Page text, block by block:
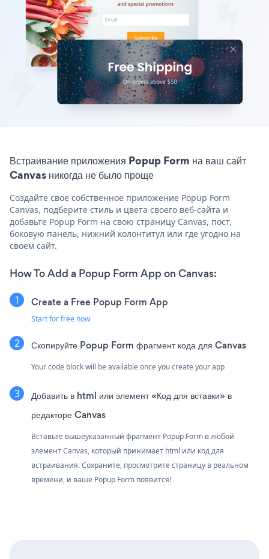
Встраивание приложения Popup Form на ваш сайт
Canvas никогда не было проще
Создайте свое собственное приложение Popup Form
Canvas, подберите стиль и цвета своего веб-сайта и
добавьте Popup Form на свою страницу Canvas, пост,
боковую панель, нижний колонтитул или где угодно на
своем сайт.
How To Add a Popup Form App on Canvas:
Create a Free Popup Form App
Start for free now
Скопируйте Popup Form фрагмент кода для Canvas
Your code block will be available once you create your app
Добавить в html или элемент «Код для вставки» в
редакторе Canvas
Вставьте вышеуказанный фрагмент Popup Form в любой
элемент Canvas, который принимает html или код для
встраивания. Сохраните, просмотрите страницу в реальном
времени, и ваше Popup Form появится!